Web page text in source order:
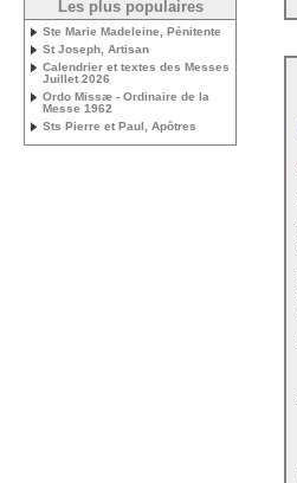
Les plus populaires
Ste Marie Madeleine, Pénitente
St Joseph, Artisan
Calendrier et textes des Messes
Juillet 2026
Ordo Missæ - Ordinaire de la
Messe 1962
Sts Pierre et Paul, Apôtres